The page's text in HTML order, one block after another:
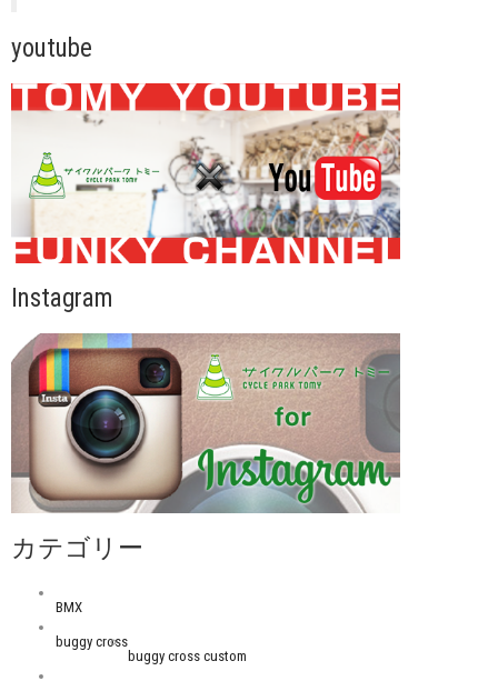
youtube
Instagram
カテゴリー
BMX
buggy cross
buggy cross custom